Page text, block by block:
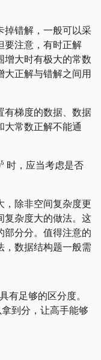
掉错解，一般可以采
要注意，有时正解
增大时有极大的常数
大正解与错解之间用
有梯度的数据、数据
大常数正解不能通
时，应当考虑是否
，除非空间复杂度更
复杂度大的做法。这
部分分。值得注意的
，数据结构题一般需
有足够的区分度。
到分，让高手能够